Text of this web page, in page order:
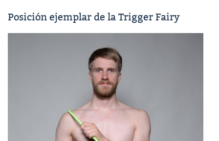
Posición ejemplar de la Trigger Fairy